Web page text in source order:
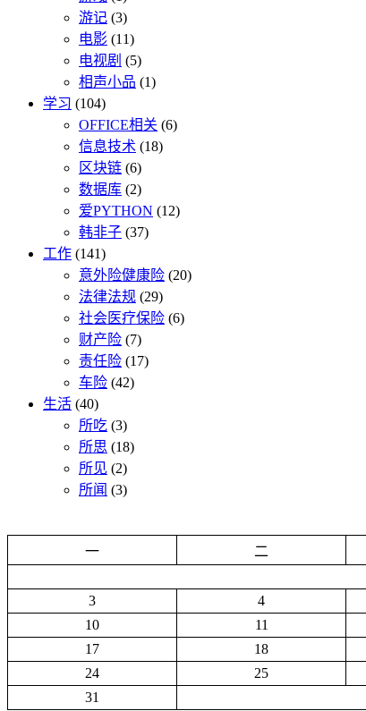
游记 (3)
电影 (11)
电视剧 (5)
相声小品 (1)
学习 (104)
OFFICE相关 (6)
信息技术 (18)
区块链 (6)
数据库 (2)
爱PYTHON (12)
韩非子 (37)
工作 (141)
意外险健康险 (20)
法律法规 (29)
社会医疗保险 (6)
财产险 (7)
责任险 (17)
车险 (42)
生活 (40)
所吃 (3)
所思 (18)
所见 (2)
所闻 (3)
一
二
3
4
10
11
17
18
24
25
31